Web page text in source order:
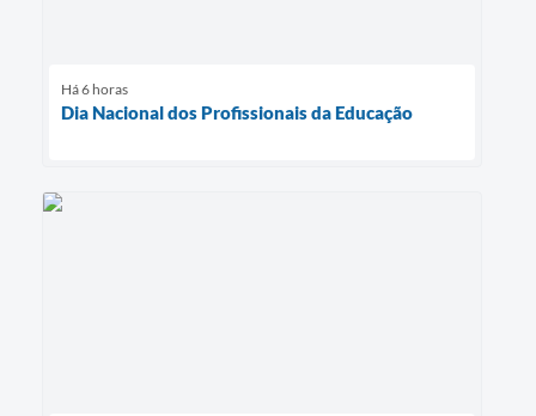
Há 6 horas
Dia Nacional dos Profissionais da Educação